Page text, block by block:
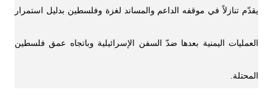
يقدّم تنازلاً في موقفه الداعم والمساند لغزة وفلسطين بدليل استمرار
العمليات اليمنية بعدها ضدّ السفن الإسرائيلية وباتجاه عمق فلسطين
المحتلة.